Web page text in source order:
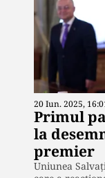
20 Iun. 2025,
Primul
la
premier
Uniunea